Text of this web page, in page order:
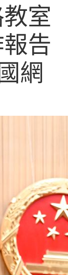
室
告
網